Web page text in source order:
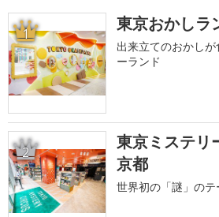
1 東京おかしラ
出来立てのおかし
ーランド
2
東京ミステリ
京都
世界初の「謎」のテ